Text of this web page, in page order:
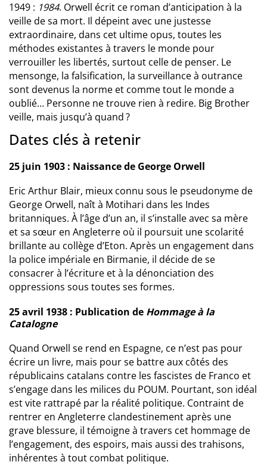
1949 : 1984. Orwell écrit ce roman d’anticipation à la
veille de sa mort. Il dépeint avec une justesse
extraordinaire, dans cet ultime opus, toutes les
méthodes existantes à travers le monde pour
verrouiller les libertés, surtout celle de penser. Le
mensonge, la falsification, la surveillance à outrance
sont devenus la norme et comme tout le monde a
oublié… Personne ne trouve rien à redire. Big Brother
veille, mais jusqu’à quand ?
Dates clés à retenir
25 juin 1903 : Naissance de George Orwell
Eric Arthur Blair, mieux connu sous le pseudonyme de
George Orwell, naît à Motihari dans les Indes
britanniques. À l’âge d’un an, il s’installe avec sa mère
et sa sœur en Angleterre où il poursuit une scolarité
brillante au collège d’Eton. Après un engagement dans
la police impériale en Birmanie, il décide de se
consacrer à l’écriture et à la dénonciation des
oppressions sous toutes ses formes.
25 avril 1938 : Publication de Hommage à la
Catalogne
Quand Orwell se rend en Espagne, ce n’est pas pour
écrire un livre, mais pour se battre aux côtés des
républicains catalans contre les fascistes de Franco et
s’engage dans les milices du POUM. Pourtant, son idéal
est vite rattrapé par la réalité politique. Contraint de
rentrer en Angleterre clandestinement après une
grave blessure, il témoigne à travers cet hommage de
l’engagement, des espoirs, mais aussi des trahisons,
inhérentes à tout combat politique.